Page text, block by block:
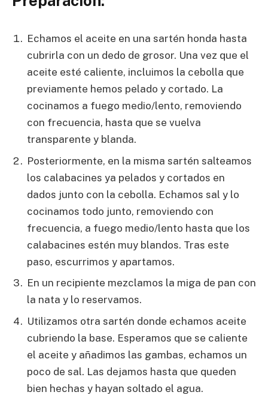
Echamos el aceite en una sartén honda hasta
cubrirla con un dedo de grosor. Una vez que el
aceite esté caliente, incluimos la cebolla que
previamente hemos pelado y cortado. La
cocinamos a fuego medio/lento, removiendo
con frecuencia, hasta que se vuelva
transparente y blanda.
Posteriormente, en la misma sartén salteamos
los calabacines ya pelados y cortados en
dados junto con la cebolla. Echamos sal y lo
cocinamos todo junto, removiendo con
frecuencia, a fuego medio/lento hasta que los
calabacines estén muy blandos. Tras este
paso, escurrimos y apartamos.
En un recipiente mezclamos la miga de pan con
la nata y lo reservamos.
Utilizamos otra sartén donde echamos aceite
cubriendo la base. Esperamos que se caliente
el aceite y añadimos las gambas, echamos un
poco de sal. Las dejamos hasta que queden
bien hechas y hayan soltado el agua.